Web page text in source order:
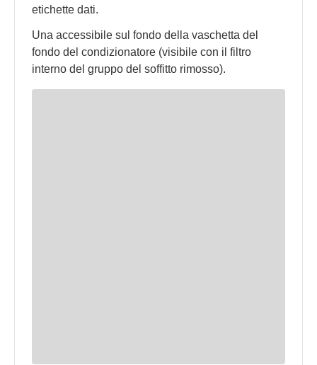
etichette dati.
Una accessibile sul fondo della vaschetta del
fondo del condizionatore (visibile con il filtro
interno del gruppo del soffitto rimosso).